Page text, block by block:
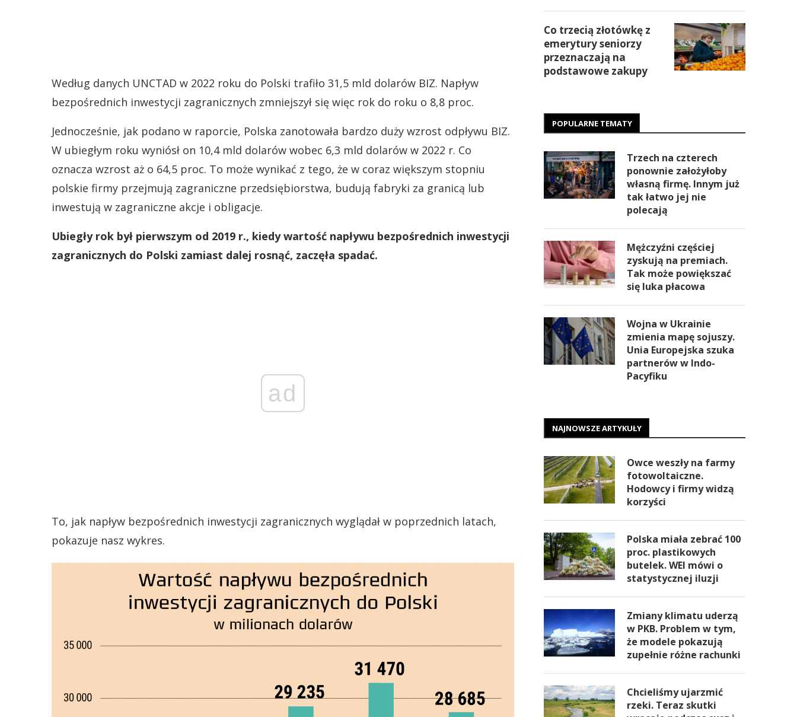
Według danych UNCTAD w 2022 roku do Polski trafiło 31,5 mld dolarów BIZ. Napływ
bezpośrednich inwestycji zagranicznych zmniejszył się więc rok do roku o 8,8 proc.
Jednocześnie, jak podano w raporcie, Polska zanotowała bardzo duży wzrost odpływu BIZ.
W ubiegłym roku wyniósł on 10,4 mld dolarów wobec 6,3 mld dolarów w 2022 r. Co
oznacza wzrost aż o 64,5 proc. To może wynikać z tego, że w coraz większym stopniu
polskie firmy przejmują zagraniczne przedsiębiorstwa, budują fabryki za granicą lub
inwestują w zagraniczne akcje i obligacje.
Ubiegły rok był pierwszym od 2019 r., kiedy wartość napływu bezpośrednich inwestycji
zagranicznych do Polski zamiast dalej rosnąć, zaczęła spadać.
ad
To, jak napływ bezpośrednich inwestycji zagranicznych wyglądał w poprzednich latach,
pokazuje nasz wykres.
Co trzecią złotówkę z
emerytury seniorzy
przeznaczają na
podstawowe zakupy
POPULARNE TEMATY
Trzech na czterech
ponownie założyłoby
własną firmę. Innym już
tak łatwo jej nie
polecają
Mężczyźni częściej
zyskują na premiach.
Tak może powiększać
się luka płacowa
Wojna w Ukrainie
zmienia mapę sojuszy.
Unia Europejska szuka
partnerów w Indo-
Pacyfiku
NAJNOWSZE ARTYKUŁY
Owce weszły na farmy
fotowoltaiczne.
Hodowcy i firmy widzą
korzyści
Polska miała zebrać 100
proc. plastikowych
butelek. WEI mówi o
statystycznej iluzji
Zmiany klimatu uderzą
w PKB. Problem w tym,
że modele pokazują
zupełnie różne rachunki
Chcieliśmy ujarzmić
rzeki. Teraz skutki